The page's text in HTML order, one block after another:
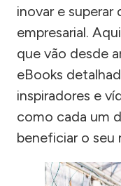
inovar e superar
empresarial.
que vão desde
eBooks
inspiradores e
como cada um
beneficiar o seu